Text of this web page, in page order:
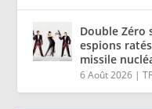
Double Zéro
espions
missile
6 Août 2026 |